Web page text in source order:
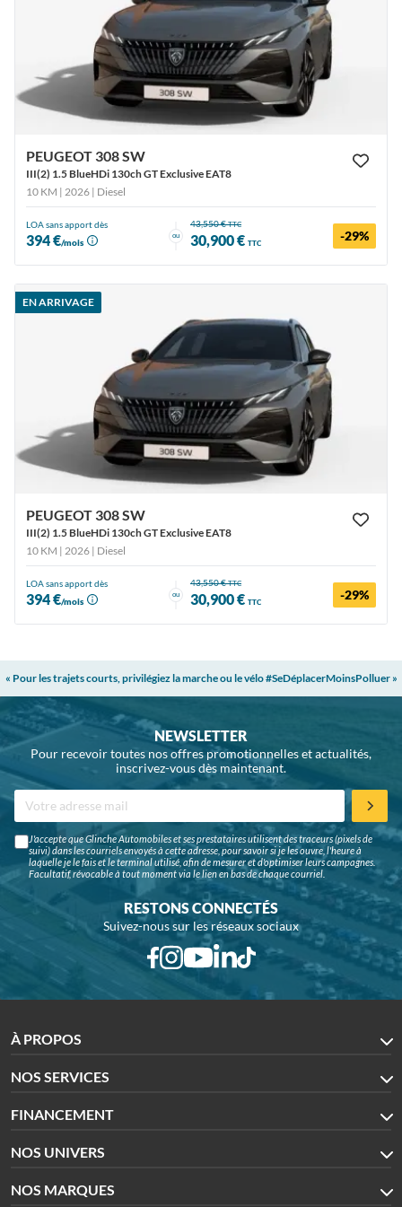
PEUGEOT 308 SW
III(2) 1.5 BlueHDi 130ch GT Exclusive EAT8
10 KM | 2026 | Diesel
LOA sans apport dès
394 €/mois
ou
43,550 €TTC
30,900 € TTC -29%
EN ARRIVAGE
PEUGEOT 308 SW
III(2) 1.5 BlueHDi 130ch GT Exclusive EAT8
10 KM | 2026 | Diesel
LOA sans apport dès
394 €/mois
ou
43,550 €TTC
30,900 € TTC -29%
« Pour les trajets courts, privilégiez la marche ou le vélo #SeDéplacerMoinsPolluer »
NEWSLETTER
Pour recevoir toutes nos offres promotionnelles et actualités,
inscrivez-vous dès maintenant.
J'accepte que Glinche Automobiles et ses prestataires utilisent des traceurs (pixels de
suivi) dans les courriels envoyés à cette adresse, pour savoir si je les ouvre, l'heure à
laquelle je le fais et le terminal utilisé, afin de mesurer et d'optimiser leurs campagnes.
Facultatif, révocable à tout moment via le lien en bas de chaque courriel.
RESTONS CONNECTÉS
Suivez-nous sur les réseaux sociaux
À PROPOS
NOS SERVICES
FINANCEMENT
NOS UNIVERS
NOS MARQUES